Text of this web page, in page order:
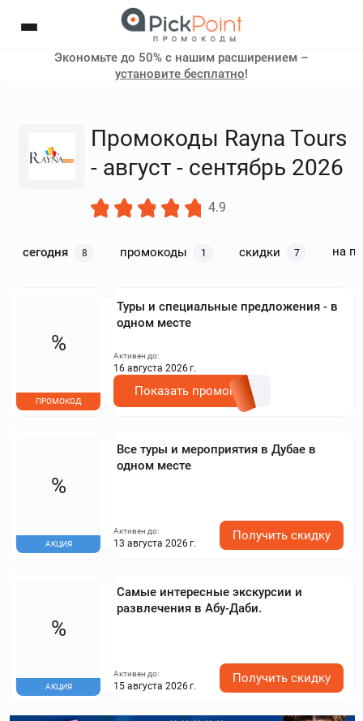
Экономьте до 50% с нашим расширением –
установите бесплатно!
Промокоды Rayna Tours
- август - сентябрь 2026
4.9
сегодня 8 промокоды 1 скидки 7 на
Туры и специальные предложения - в
одном месте
%
ПРОМОКОД
Активен до:
16 августа 2026 г.
Показать промокод
Все туры и мероприятия в Дубае в
одном месте
%
АКЦИЯ
Активен до:
13 августа 2026 г.
Получить скидку
Самые интересные экскурсии и
развлечения в Абу-Даби.
%
АКЦИЯ
Активен до:
15 августа 2026 г.
Получить скидку